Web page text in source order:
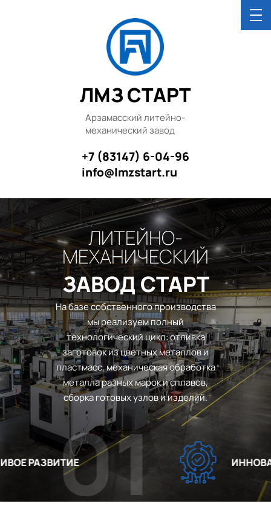
ЛМЗ СТАРТ
Арзамасский литейно-
механический завод
+7 (83147) 6-04-96
info@lmzstart.ru
На базе собственного производства
мы реализуем полный
технологический цикл: отливка
заготовок из цветных металлов и
пластмасс, механическая обработка
металла разных марок и сплавов,
сборка готовых узлов и изделий.
ЛИТЕЙНО-
МЕХАНИЧЕСКИЙ
ЗАВОД СТАРТ
РАЗВИТИЕ01